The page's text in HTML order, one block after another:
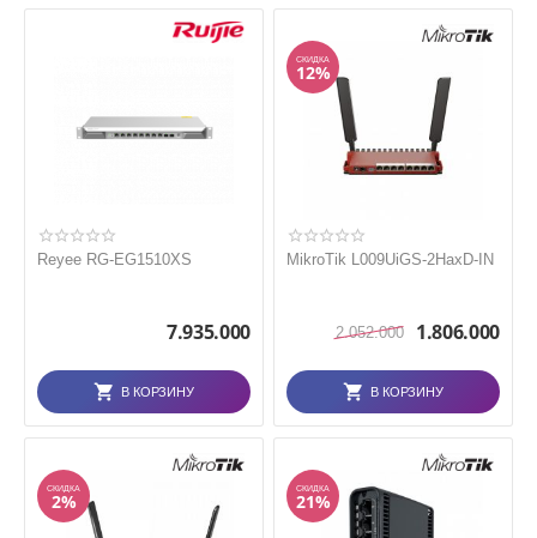
Reyee RG-EG1510XS
7.935.000
В КОРЗИНУ
СКИДКА
12%
MikroTik L009UiGS-2HaxD-IN
2.052.000 1.806.000
В КОРЗИНУ
СКИДКА
2%
СКИДКА
21%